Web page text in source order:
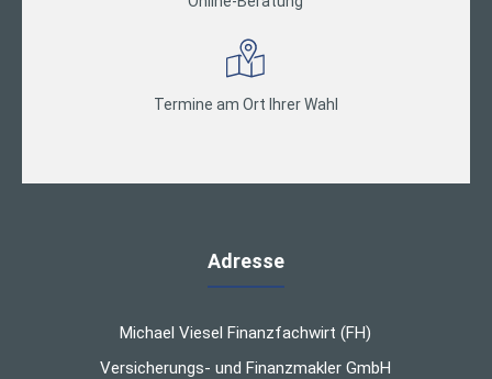
Termine am Ort Ihrer Wahl
Adresse
Michael Viesel Finanzfachwirt (FH)
Versicherungs- und Finanzmakler GmbH